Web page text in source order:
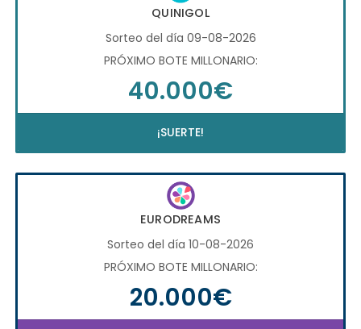
QUINIGOL
Sorteo del día 09-08-2026
PRÓXIMO BOTE MILLONARIO:
40.000€
¡SUERTE!
EURODREAMS
Sorteo del día 10-08-2026
PRÓXIMO BOTE MILLONARIO:
20.000€